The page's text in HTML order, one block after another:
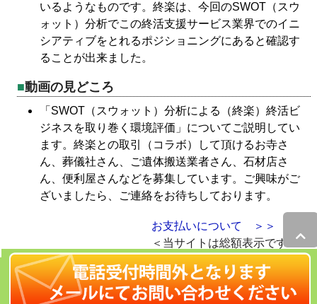
いるようなものです。終楽は、今回のSWOT（スウ
ォット）分析でこの終活支援サービス業界でのイニ
シアティブをとれるポジショニングにあると確認す
ることが出来ました。
動画の見どころ
「SWOT（スウォット）分析による（終楽）終活ビ
ジネスを取り巻く環境評価」についてご説明してい
ます。終楽との取引（コラボ）して頂けるお寺さ
ん、葬儀社さん、ご遺体搬送業者さん、石材店さ
ん、便利屋さんなどを募集しています。ご興味がご
ざいましたら、ご連絡をお待ちしております。
お支払いについて ＞＞
＜当サイトは総額表示です＞